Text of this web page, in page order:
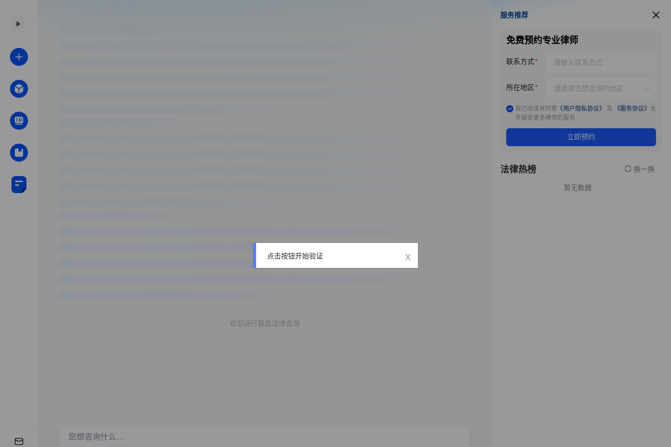
欢迎进行智能法律咨询
服务推荐
服务推荐
免费预约专业律师
联系方式
所在地区
我已阅读并同意 《用户隐私协议》 及 《服务协议》 允
许接受更多律师的服务
立即预约
法律热榜 换一换
暂无数据
点击按钮开始验证 x